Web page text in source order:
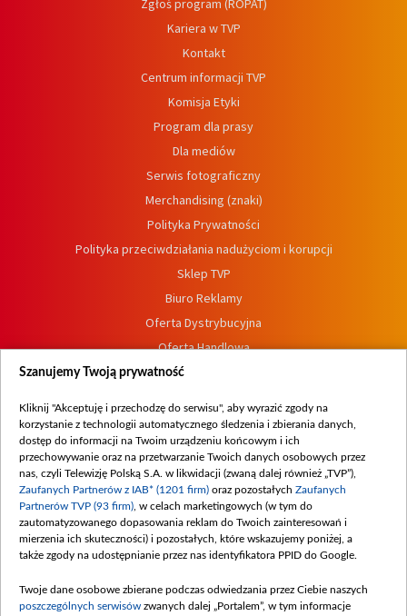
Zgłoś program (ROPAT)
Kariera w TVP
Kontakt
Centrum informacji TVP
Komisja Etyki
Program dla prasy
Dla mediów
Serwis fotograficzny
Merchandising (znaki)
Polityka Prywatności
Polityka przeciwdziałania nadużyciom i korupcji
Sklep TVP
Biuro Reklamy
Oferta Dystrybucyjna
Oferta Handlowa
Dostępność
Procedura zgłoszeń wewnętrznych
Szanujemy Twoją prywatność
Kliknij "Akceptuję i przechodzę do serwisu", aby wyrazić zgody na
korzystanie z technologii automatycznego śledzenia i zbierania danych,
dostęp do informacji na Twoim urządzeniu końcowym i ich
przechowywanie oraz na przetwarzanie Twoich danych osobowych przez
nas, czyli Telewizję Polską S.A. w likwidacji (zwaną dalej również „TVP”),
Zaufanych Partnerów z IAB* (1201 firm) oraz pozostałych Zaufanych
Partnerów TVP (93 firm) , w celach marketingowych (w tym do
zautomatyzowanego dopasowania reklam do Twoich zainteresowań i
mierzenia ich skuteczności) i pozostałych, które wskazujemy poniżej, a
także zgody na udostępnianie przez nas identyfikatora PPID do Google.
Twoje dane osobowe zbierane podczas odwiedzania przez Ciebie naszych
poszczególnych serwisów zwanych dalej „Portalem”, w tym informacje